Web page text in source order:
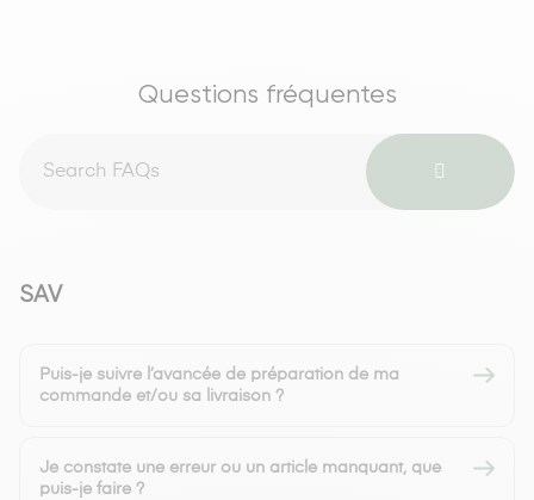
Questions fréquentes
SAV
Puis-je suivre l’avancée de préparation de ma
commande et/ou sa livraison ?
Je constate une erreur ou un article manquant, que
puis-je faire ?